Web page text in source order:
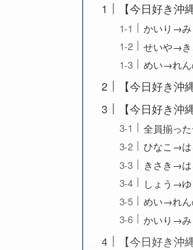
【今日好き
かいり→み
せいや→き
めい→れ
【今日好き
【今日好き沖
全員揃っ
ひなこ→は
きさき→
しょう→
めい→れ
かいり→み
【今日好き